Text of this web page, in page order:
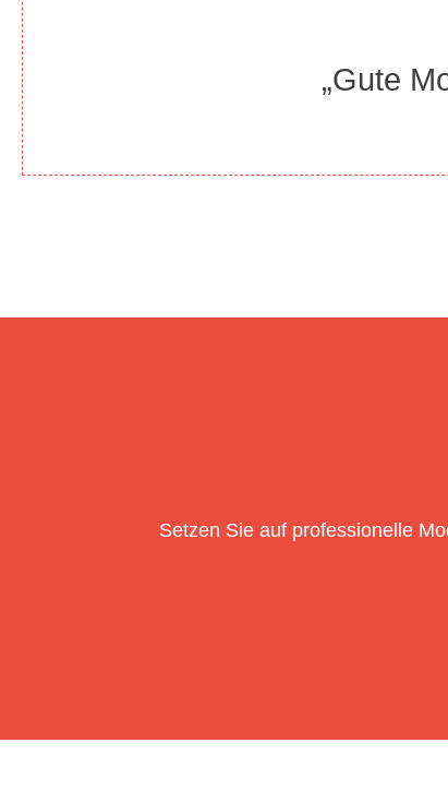
„Gute
Setzen Sie auf professionelle